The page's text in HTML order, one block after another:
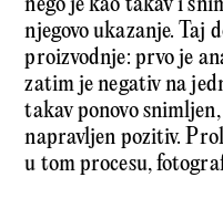
njegovo ukazanje. Taj
proizvodnje: prvo je
zatim je negativ na
takav ponovo
napravljen pozitiv.
u tom procesu,